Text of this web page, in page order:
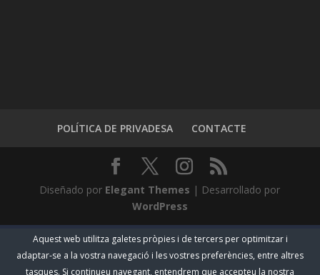
POLÍTICA DE PRIVADESA CONTACTE
Diseñado por Elegant Themes | Desarrollado por
WordPress
Aquest web utilitza galetes pròpies i de tercers per optimitzar i
adaptar-se a la vostra navegació i les vostres preferències, entre altres
tasques. Si continueu navegant, entendrem que accepteu la nostra